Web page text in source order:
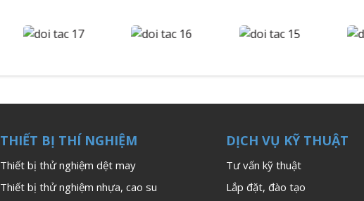
THIẾT BỊ THÍ NGHIỆM
Thiết bị thử nghiệm dệt may
Thiết bị thử nghiệm nhựa, cao su
DỊCH VỤ KỸ THUẬT
Tư vấn kỹ thuật
Lắp đặt, đào tạo